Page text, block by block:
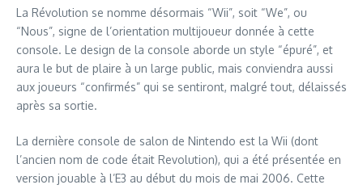
La Révolution se nomme désormais “Wii”, soit “We”, ou
“Nous”, signe de l’orientation multijoueur donnée à cette
console. Le design de la console aborde un style “épuré”, et
aura le but de plaire à un large public, mais conviendra aussi
aux joueurs “confirmés” qui se sentiront, malgré tout, délaissés
après sa sortie.
La dernière console de salon de Nintendo est la Wii (dont
l’ancien nom de code était Revolution), qui a été présentée en
version jouable à l’E3 au début du mois de mai 2006. Cette